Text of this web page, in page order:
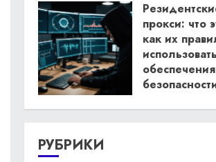
прокси: что
как их
обеспечения
РУБРИКИ